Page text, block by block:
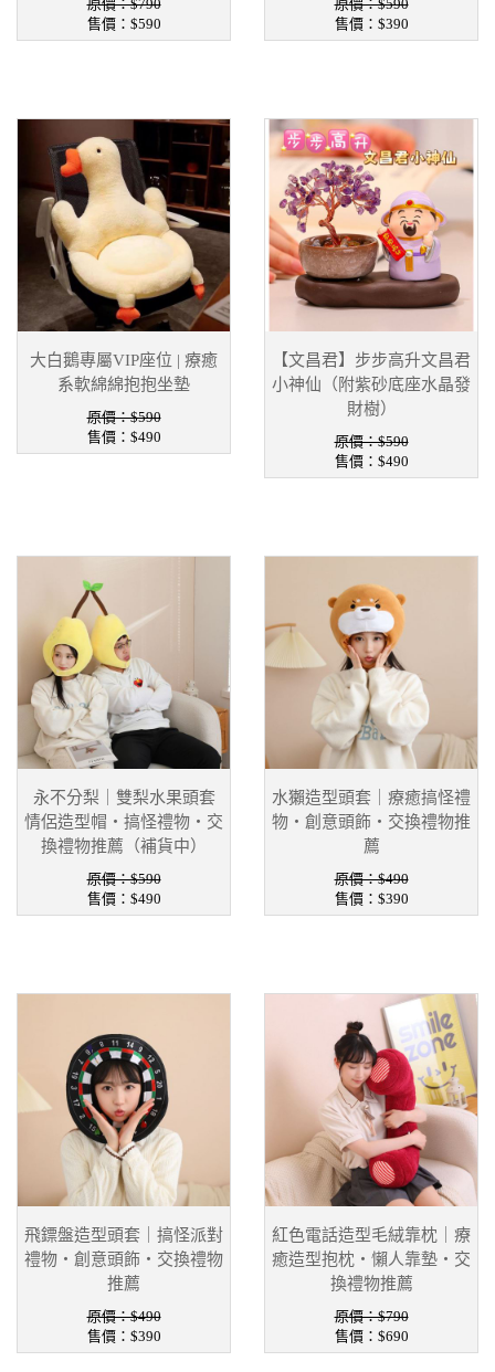
原價：$790
售價： $590
原價：$590
售價： $390
大白鵝專屬VIP座位 | 療癒
系軟綿綿抱抱坐墊
原價：$590
售價： $490
【文昌君】步步高升文昌君
小神仙（附紫砂底座水晶發
財樹）
原價：$590
售價： $490
永不分梨｜雙梨水果頭套
情侶造型帽・搞怪禮物・交
換禮物推薦（補貨中）
原價：$590
售價： $490
水獺造型頭套｜療癒搞怪禮
物・創意頭飾・交換禮物推
薦
原價：$490
售價： $390
飛鏢盤造型頭套｜搞怪派對
禮物・創意頭飾・交換禮物
推薦
原價：$490
售價： $390
紅色電話造型毛絨靠枕｜療
癒造型抱枕・懶人靠墊・交
換禮物推薦
原價：$790
售價： $690